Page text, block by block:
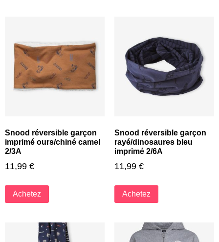
Snood réversible garçon
imprimé ours/chiné camel
2/3A
11,99 €
Achetez
Snood réversible garçon
rayé/dinosaures bleu
imprimé 2/6A
11,99 €
Achetez